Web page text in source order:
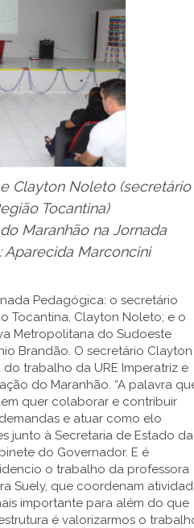
Clayton Noleto (secretário
Tocantina)
Maranhão na Jornada
Aparecida Marconcini
Pedagógica: o secretário
Tocantina, Clayton Noleto; e o
Metropolitana do Sudoeste
Brandão. O secretário Clayton
trabalho da URE Imperatriz e
do Maranhão. “A palavra
quer colaborar e contribuir
e atuar como elo
junto à Secretaria de Estado da
do Governador. E é
o trabalho da professora
Suely, que coordenam
importante para além do que
é valorizarmos o